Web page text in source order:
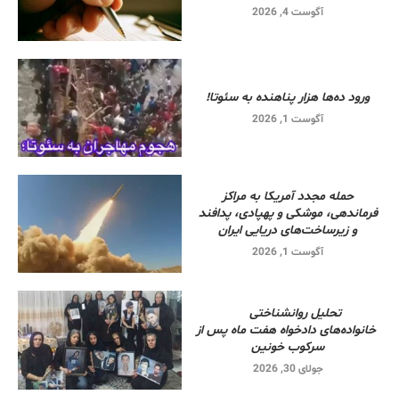
آگوست 4, 2026
ورود ده‌ها هزار پناهنده به سئوتا!
آگوست 1, 2026
حمله مجدد آمریکا به مراکز
فرماندهی، موشکی و پهپادی، پدافند
و زیرساخت‌های دریایی ایران
آگوست 1, 2026
تحلیل روانشناختی
خانواده‌های دادخواه هفت ماه پس از
سرکوب خونین
جولای 30, 2026